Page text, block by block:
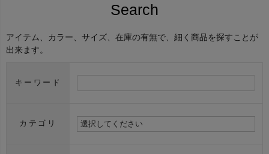
Search
アイテム、カラー、サイズ、在庫の有無で、細く商品を探すことが
出来ます。
キーワード
カテゴリ